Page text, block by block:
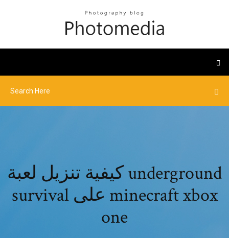
كيفية تنزيل لعبة underground
survival على minecraft xbox
one